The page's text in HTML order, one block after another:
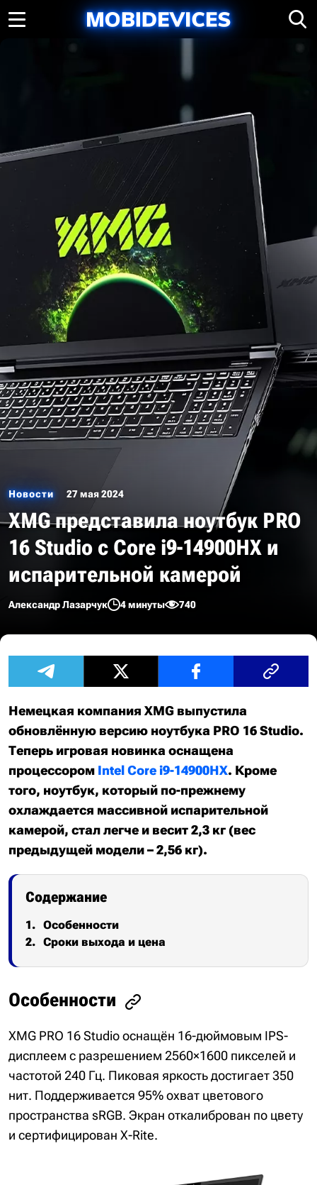
Новости 27 мая 2024
XMG представила ноутбук PRO
16 Studio с Core i9-14900HX и
испарительной камерой
Александр Лазарчук 4 минуты 740
Немецкая компания XMG выпустила
обновлённую версию ноутбука PRO 16 Studio.
Теперь игровая новинка оснащена
процессором Intel Core i9-14900HX. Кроме
того, ноутбук, который по-прежнему
охлаждается массивной испарительной
камерой, стал легче и весит 2,3 кг (вес
предыдущей модели – 2,56 кг).
Содержание
Особенности
Сроки выхода и цена
Особенности
XMG PRO 16 Studio оснащён 16-дюймовым IPS-
дисплеем с разрешением 2560×1600 пикселей и
частотой 240 Гц. Пиковая яркость достигает 350
нит. Поддерживается 95% охват цветового
пространства sRGB. Экран откалиброван по цвету
и сертифицирован X-Rite.